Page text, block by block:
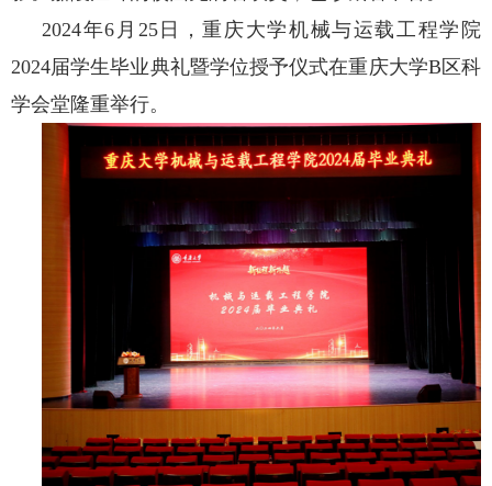
2024年6月25日，重庆大学机械与运载工程学院
2024届学生毕业典礼暨学位授予仪式在重庆大学B区科
学会堂隆重举行。